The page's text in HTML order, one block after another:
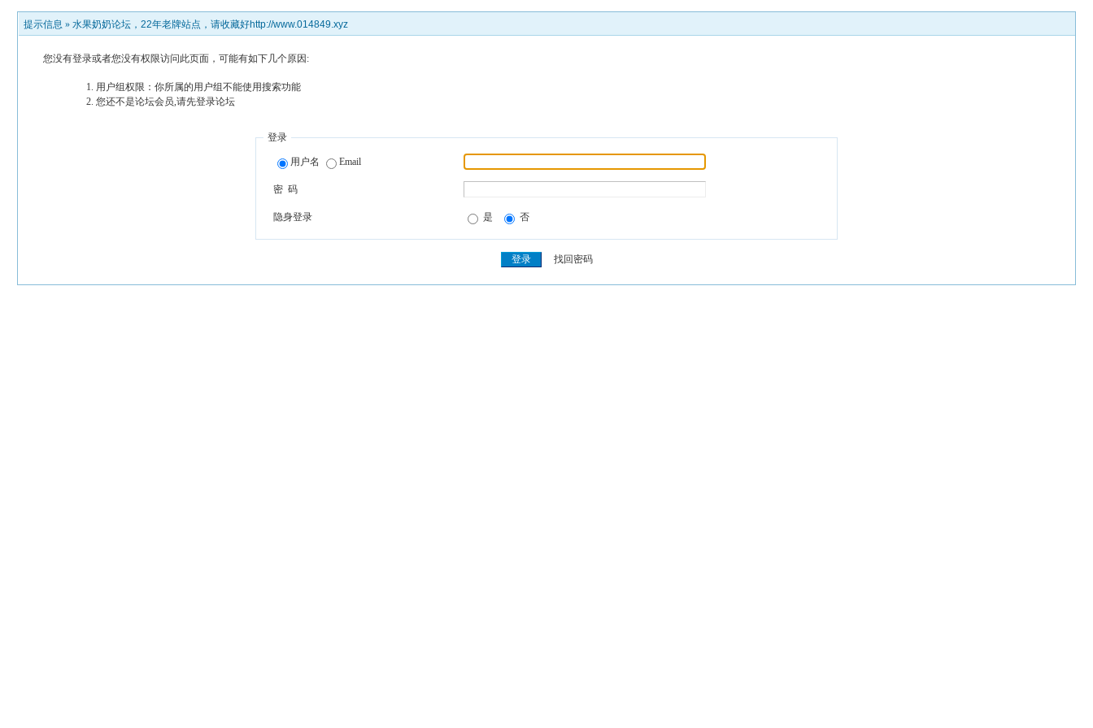
提示信息 » 水果奶奶论坛，22年老牌站点，请收藏好http://www.014849.xyz
您没有登录或者您没有权限访问此页面，可能有如下几个原因:
用户组权限：你所属的用户组不能使用搜索功能
您还不是论坛会员,请先登录论坛
登录
用户名 Email
密 码
隐身登录 是 否
找回密码